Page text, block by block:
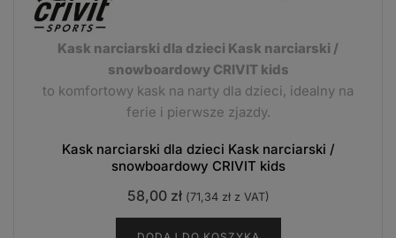
Kask narciarski dla dzieci Kask narciarski /
snowboardowy CRIVIT kids
to komfortowy kask na narty dla dzieci, idealny na
ferie i pierwsze zjazdy.
Kask narciarski dla dzieci Kask narciarski /
snowboardowy CRIVIT kids
58,00 zł (71,34 złz VAT)